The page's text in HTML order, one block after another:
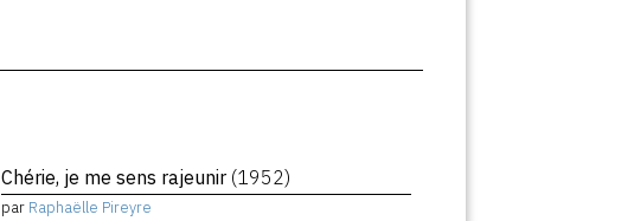
Chérie, je me sens rajeunir (1952)
par Raphaëlle Pireyre